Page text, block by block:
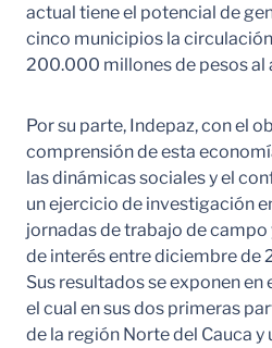
actual tiene el potencial de
cinco municipios la
200.000 millones de pesos al
Por su parte, Indepaz, con el
comprensión de esta
las dinámicas sociales y el
un ejercicio de investigación
jornadas de trabajo de
de interés entre diciembre de
Sus resultados se exponen
el cual en sus dos primeras
de la región Norte del Cauca y